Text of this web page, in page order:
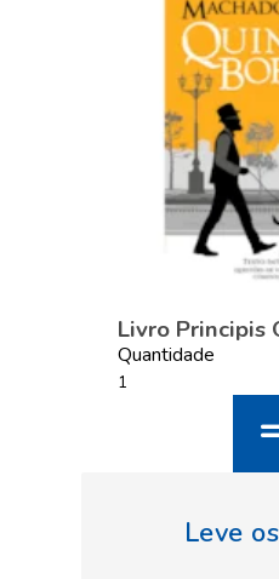
Livro Principis
Quantidade